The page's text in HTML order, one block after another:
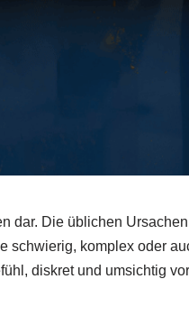
dar. Die üblichen
komplex oder
diskret und umsichtig